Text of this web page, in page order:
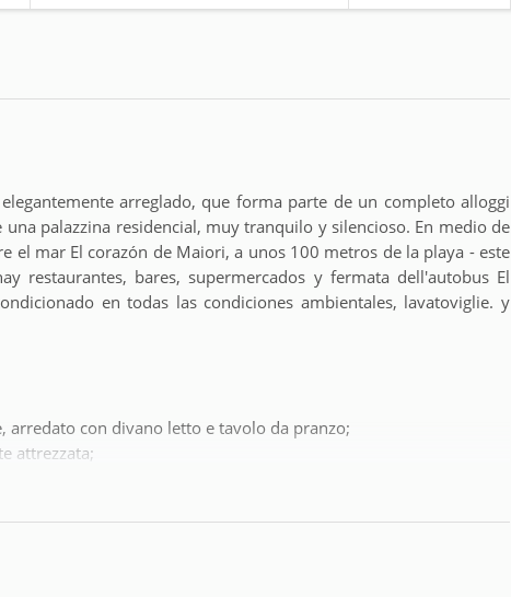
arreglado, que forma parte de un completo alloggi
palazzina residencial, muy tranquilo y silencioso. En medio de
el mar El corazón de Maiori, a unos 100 metros de la playa - este
restaurantes, bares, supermercados y fermata dell'autobus El
en todas las condiciones ambientales, lavatoviglie. y
arredato con divano letto e tavolo da pranzo;
attrezzata;
zona de gran tranquilidad y silencio. El parque privado está